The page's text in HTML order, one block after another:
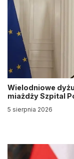
Wielodniowe
miażdży Szpital
5 sierpnia 2026